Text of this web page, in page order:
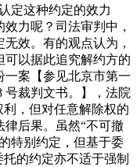
定这种约定的效力
力呢？司法审判中，
效。有的观点认为，
以据此追究解约方的
案【参见北京市第一
号裁判文书。】，法院
，但对任意解除权的
律后果。虽然“不可撤
特别约定，但基于委
的约定亦不适于强制